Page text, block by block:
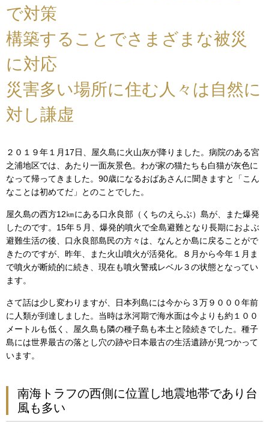
で対策
構築することでさまざまな被災
に対応
災害多い場所に住む人々は自然に
対し謙虚
２０１９年１月17日、屋久島に火山灰が降りました。病院のある宮
之浦地区では、あたり一面灰景色。わが家の猫たちも白猫が灰色に
なって帰ってきました。90歳になるおばあさんに聞きますと「こん
なことは初めてだ」とのことでした。
屋久島の西方12㎞にある口永良部（くちのえらぶ）島が、また爆発
したのです。15年５月、爆発的噴火で全島避難となり長期におよぶ
避難生活の後、口永良部島民の方々は、なんとか島に戻ることがで
きたのですが、昨年、また火山噴火が活発化。８月から今年１月ま
で噴火が断続的に続き、現在も噴火警戒レベル３の状態となってい
ます。
さて話は少し変わりますが、日本列島には今から３万９０００年前
に人類が到達しました。当時は氷河期で海水面は今よりも約１００
メートルも低く、屋久島も隣の種子島も本土と陸続きでした。種子
島には世界最古の落とし穴の跡や日本最古の生活遺跡が見つかって
います。
南海トラフの西側に位置し地震地帯であり台
風も多い